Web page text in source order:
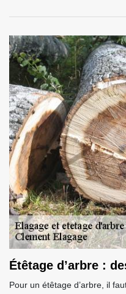
Étêtage d’arbre :
Pour un étêtage d’arbre, il